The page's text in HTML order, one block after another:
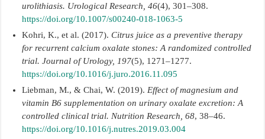
urolithiasis. Urological Research, 46(4), 301–308.
https://doi.org/10.1007/s00240-018-1063-5
Kohri, K., et al. (2017).Citrus juice as a preventive therapy
for recurrent calcium oxalate stones: A randomized controlled
trial. Journal of Urology, 197(5), 1271–1277.
https://doi.org/10.1016/j.juro.2016.11.095
Liebman, M., & Chai, W. (2019). Effect of magnesium and
vitamin B6 supplementation on urinary oxalate excretion: A
controlled clinical trial. Nutrition Research, 68, 38–46.
https://doi.org/10.1016/j.nutres.2019.03.004